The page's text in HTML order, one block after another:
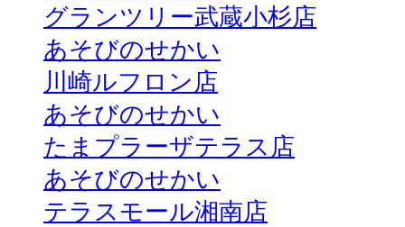
グランツリー武蔵小杉店
あそびのせかい
川崎ルフロン店
あそびのせかい
たまプラーザテラス店
あそびのせかい
テラスモール湘南店